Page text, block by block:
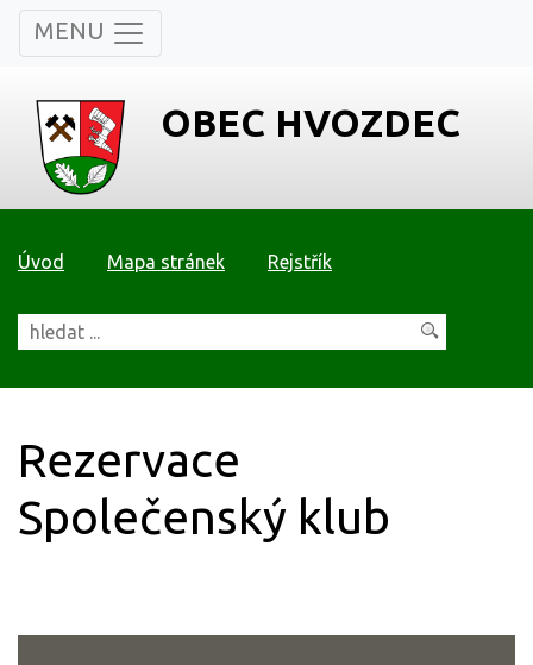
MENU
OBEC HVOZDEC
Úvod Mapa stránek Rejstřík
Rezervace
Společenský klub